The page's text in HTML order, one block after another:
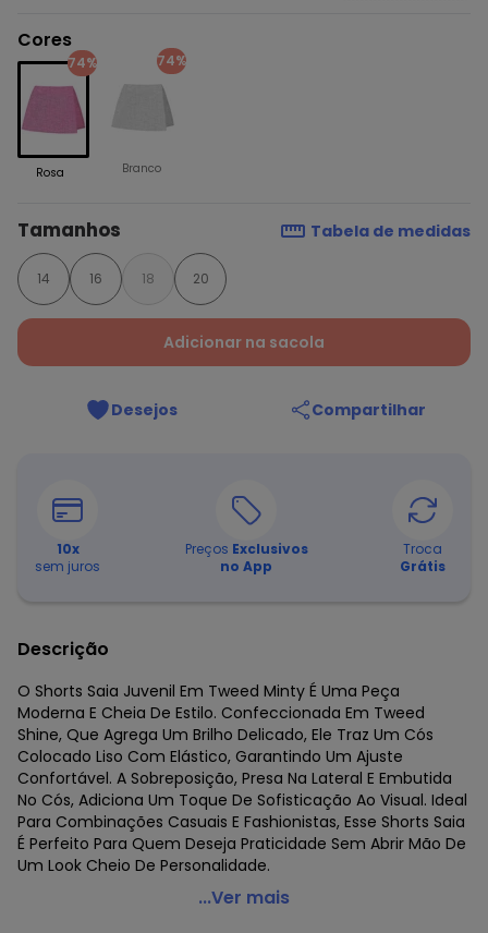
Cores
74%
Rosa
74%
Branco
Tamanhos Tabela de medidas
14 16 18 20
Adicionar na sacola
Desejos Compartilhar
10x
sem juros
Preços Exclusivos
no App
Troca
Grátis
Descrição
O Shorts Saia Juvenil Em Tweed Minty É Uma Peça
Moderna E Cheia De Estilo. Confeccionada Em Tweed
Shine, Que Agrega Um Brilho Delicado, Ele Traz Um Cós
Colocado Liso Com Elástico, Garantindo Um Ajuste
Confortável. A Sobreposição, Presa Na Lateral E Embutida
No Cós, Adiciona Um Toque De Sofisticação Ao Visual. Ideal
Para Combinações Casuais E Fashionistas, Esse Shorts Saia
É Perfeito Para Quem Deseja Praticidade Sem Abrir Mão De
Um Look Cheio De Personalidade.
Minty - Shorts Saia Juvenil em Tweed Rosa
...Ver mais